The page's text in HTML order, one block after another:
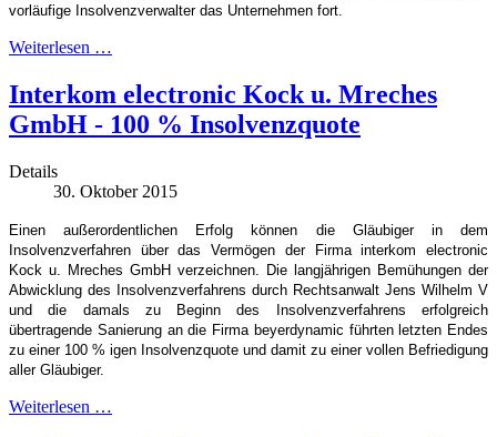
vorläufige Insolvenzverwalter das Unternehmen fort.
Weiterlesen …
Interkom electronic Kock u. Mreches
GmbH - 100 % Insolvenzquote
Details
30. Oktober 2015
Einen außerordentlichen Erfolg können die Gläubiger in dem
Insolvenzverfahren über das Vermögen der Firma interkom electronic
Kock u. Mreches GmbH verzeichnen. Die langjährigen Bemühungen der
Abwicklung des Insolvenzverfahrens durch Rechtsanwalt Jens Wilhelm V
und die damals zu Beginn des Insolvenzverfahrens erfolgreich
übertragende Sanierung an die Firma beyerdynamic führten letzten Endes
zu einer 100 % igen Insolvenzquote und damit zu einer vollen Befriedigung
aller Gläubiger.
Weiterlesen …